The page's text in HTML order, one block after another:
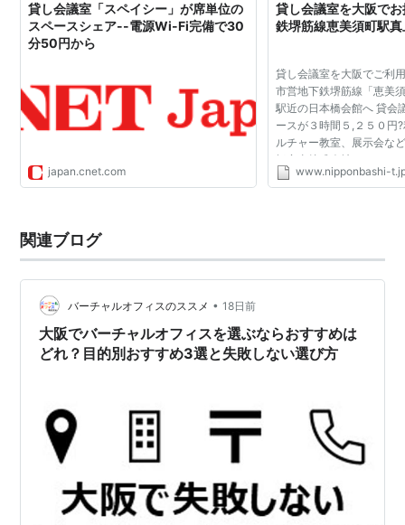
貸し会議室「スペイシー」が席単位の
スペースシェア--電源Wi-Fi完備で30
分50円から
japan.cnet.com
貸し会議室を大阪で
鉄堺筋線恵美須町駅
貸し会議室を大阪でご利
市営地下鉄堺筋線「恵美
駅近の日本橋会館へ 貸会
ースが３時間５,２５０円
ルチャー教室、展示会な
橋商事株式会社 〒556-
本橋５丁目１２番９号 日
www.nipponbashi-
関連ブログ
バーチャルオフィスのススメ • 18日前
大阪でバーチャルオフィスを選ぶならおすすめは
どれ？目的別おすすめ3選と失敗しない選び方